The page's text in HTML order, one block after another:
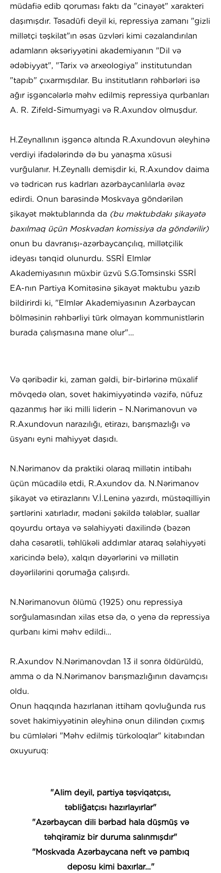
müdafiə edib qoruması faktı da "cinayət" xarakteri
daşımışdır. Təsadüfi deyil ki, repressiya zamanı "gizli
millətçi təşkilat"ın əsas üzvləri kimi cəzalandırılan
adamların əksəriyyətini akademiyanın "Dil və
ədəbiyyat", "Tarix və arxeologiya" institutundan
"tapıb" çıxarmışdılar. Bu institutların rəhbərləri isə
ağır işgəncələrlə məhv edilmiş repressiya qurbanları
A. R. Zifeld-Simumyagi və R.Axundov olmuşdur.
H.Zeynallının işgəncə altında R.Axundovun əleyhinə
verdiyi ifadələrində də bu yanaşma xüsusi
vurğulanır. H.Zeynallı demişdir ki, R.Axundov daima
və tədricən rus kadrları azərbaycanlılarla əvəz
edirdi. Onun barəsində Moskvaya göndərilən
şikayət məktublarında da (bu məktubdakı şikayətə
baxılmaq üçün Moskvadan komissiya da göndərilir)
onun bu davranışı-azərbaycançılıq, millətçilik
ideyası tənqid olunurdu. SSRİ Elmlər
Akademiyasının müxbir üzvü S.G.Tomsinski SSRİ
EA-nın Partiya Komitəsinə şikayət məktubu yazıb
bildirirdi ki, "Elmlər Akademiyasının Azərbaycan
bölməsinin rəhbərliyi türk olmayan kommunistlərin
burada çalışmasına mane olur"…
Və qəribədir ki, zaman gəldi, bir-birlərinə müxalif
mövqedə olan, sovet hakimiyyətində vəzifə, nüfuz
qazanmış hər iki milli liderin – N.Nərimanovun və
R.Axundovun narazılığı, etirazı, barışmazlığı və
üsyanı eyni mahiyyət daşıdı.
N.Nərimanov da praktiki olaraq millətin intibahı
üçün mücadilə etdi, R.Axundov da. N.Nərimanov
şikayət və etirazlarını V.İ.Leninə yazırdı, müstəqilliyin
şərtlərini xatırladır, mədəni şəkildə tələblər, suallar
qoyurdu ortaya və səlahiyyəti daxilində (bəzən
daha cəsarətli, təhlükəli addımlar ataraq səlahiyyəti
xaricində belə), xalqın dəyərlərini və millətin
dəyərlilərini qorumağa çalışırdı.
N.Nərimanovun ölümü (1925) onu repressiya
sorğulamasından xilas etsə də, o yenə də repressiya
qurbanı kimi məhv edildi…
R.Axundov N.Nərimanovdan 13 il sonra öldürüldü,
amma o da N.Nərimanov barışmazlığının davamçısı
oldu.
Onun haqqında hazırlanan ittiham qovluğunda rus
sovet hakimiyyətinin əleyhinə onun dilindən çıxmış
bu cümlələri "Məhv edilmiş türkoloqlar" kitabından
oxuyuruq:
"Alim deyil, partiya təşviqatçısı,
təbliğatçısı hazırlayırlar"
"Azərbaycan dili bərbad hala düşmüş və
təhqiramiz bir duruma salınmışdır"
"Moskvada Azərbaycana neft və pambıq
deposu kimi baxırlar…"